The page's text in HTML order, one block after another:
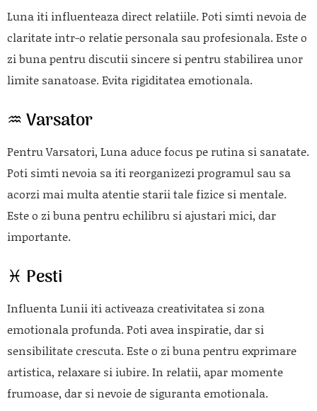
Luna iti influenteaza direct relatiile. Poti simti nevoia de
claritate intr-o relatie personala sau profesionala. Este o
zi buna pentru discutii sincere si pentru stabilirea unor
limite sanatoase. Evita rigiditatea emotionala.
♒ Varsator
Pentru Varsatori, Luna aduce focus pe rutina si sanatate.
Poti simti nevoia sa iti reorganizezi programul sau sa
acorzi mai multa atentie starii tale fizice si mentale.
Este o zi buna pentru echilibru si ajustari mici, dar
importante.
♓ Pesti
Influenta Lunii iti activeaza creativitatea si zona
emotionala profunda. Poti avea inspiratie, dar si
sensibilitate crescuta. Este o zi buna pentru exprimare
artistica, relaxare si iubire. In relatii, apar momente
frumoase, dar si nevoie de siguranta emotionala.